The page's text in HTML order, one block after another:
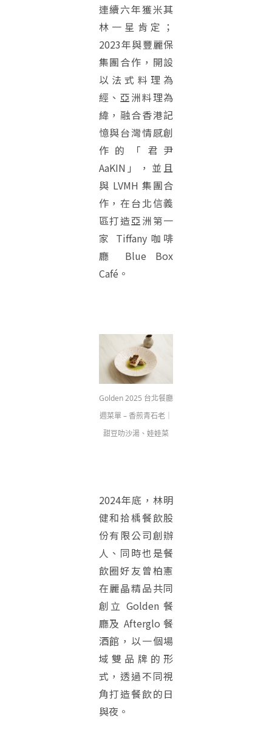
連續六年獲米其
林一星肯定；
2023年與豐麗保
集團合作，開設
以法式料理為
經、亞洲料理為
緯，融合香港記
憶與台灣情感創
作的「君尹
AaKIN」，並且
與 LVMH 集團合
作，在台北信義
區打造亞洲第一
家 Tiffany 咖啡
廳 Blue Box
Café。
Golden 2025 台北餐廳
週菜單 – 香煎青石老｜
甜豆叻沙湯、娃娃菜
2024年底，林明
健和拾楀餐飲股
份有限公司創辦
人、同時也是餐
飲圈好友曾柏憲
在麗晶精品共同
創立 Golden 餐
廳及 Afterglo 餐
酒館，以一個場
域雙品牌的形
式，透過不同視
角打造餐飲的日
與夜。